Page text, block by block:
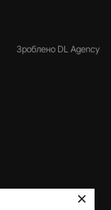
×
Зроблено DL Agency